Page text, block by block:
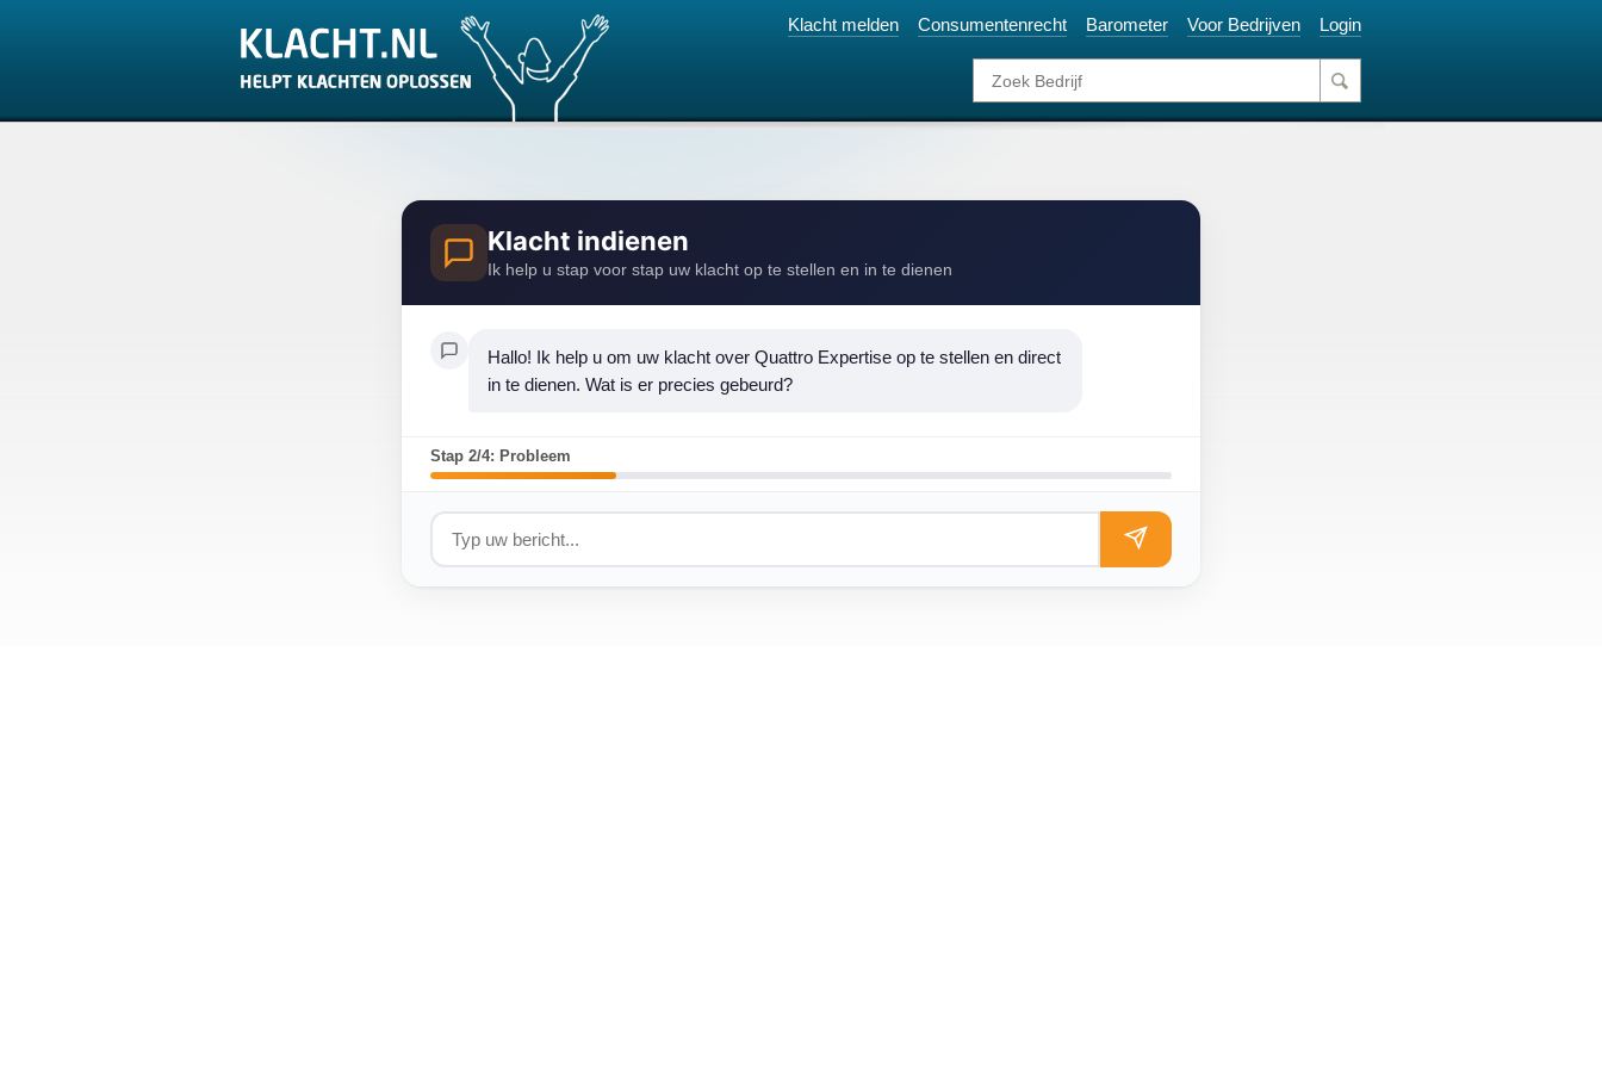
Klacht melden Consumentenrecht Barometer Voor Bedrijven Login
Klacht indienen
Ik help u stap voor stap uw klacht op te stellen en in te dienen
Hallo! Ik help u om uw klacht over Quattro Expertise op te stellen en direct
in te dienen. Wat is er precies gebeurd?
Stap 2/4: Probleem